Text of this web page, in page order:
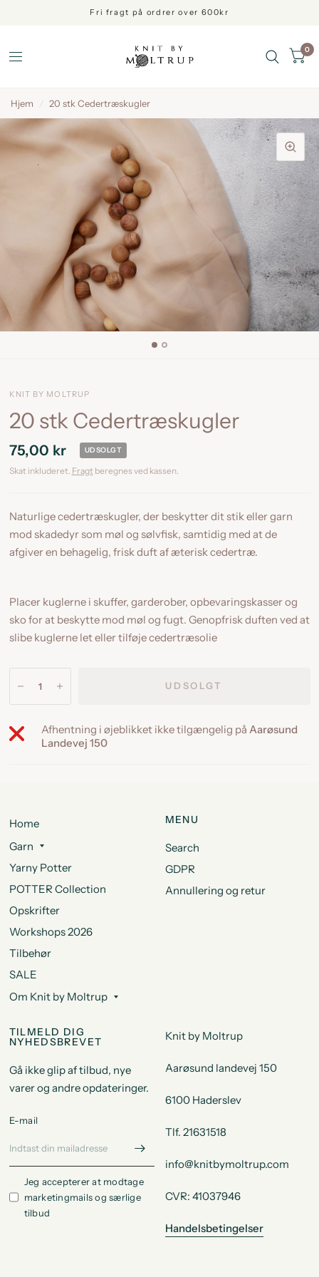
Fri fragt på ordrer over 600kr
0
Hjem / 20 stk Cedertræskugler
KNIT BY MOLTRUP
20 stk Cedertræskugler
75,00 kr UDSOLGT
Skat inkluderet. Fragt beregnes ved kassen.
Naturlige cedertræskugler, der beskytter dit stik eller garn
mod skadedyr som møl og sølvfisk, samtidig med at de
afgiver en behagelig, frisk duft af æterisk cedertræ.
Placer kuglerne i skuffer, garderober, opbevaringskasser og
sko for at beskytte mod møl og fugt. Genopfrisk duften ved at
slibe kuglerne let eller tilføje cedertræsolie
UDSOLGT
Afhentning i øjeblikket ikke tilgængelig på Aarøsund
Landevej 150
Home
Garn
Yarny Potter
POTTER Collection
Opskrifter
Workshops 2026
Tilbehør
SALE
Om Knit by Moltrup
MENU
Search
GDPR
Annullering og retur
TILMELD DIG
NYHEDSBREVET
Gå ikke glip af tilbud, nye
varer og andre opdateringer.
E-mail
Jeg accepterer at modtage
marketingmails og særlige
tilbud
Knit by Moltrup
Aarøsund landevej 150
6100 Haderslev
Tlf. 21631518
info@knitbymoltrup.com
CVR: 41037946
Handelsbetingelser